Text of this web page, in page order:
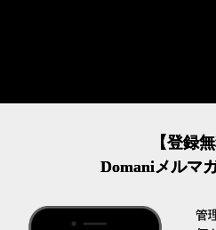
【登録無
Domaniメルマ
管